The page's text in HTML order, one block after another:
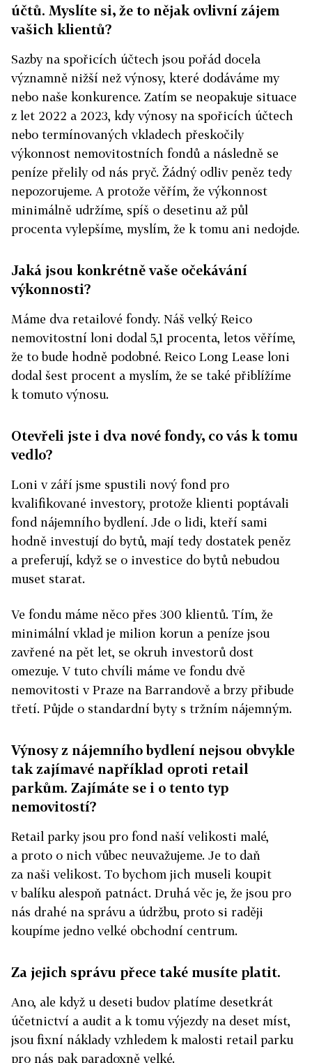
účtů. Myslíte si, že to nějak ovlivní zájem
vašich klientů?
Sazby na spořicích účtech jsou pořád docela
významně nižší než výnosy, které dodáváme my
nebo naše konkurence. Zatím se neopakuje situace
z let 2022 a 2023, kdy výnosy na spořicích účtech
nebo termínovaných vkladech přeskočily
výkonnost nemovitostních fondů a následně se
peníze přelily od nás pryč. Žádný odliv peněz tedy
nepozorujeme. A protože věřím, že výkonnost
minimálně udržíme, spíš o desetinu až půl
procenta vylepšíme, myslím, že k tomu ani nedojde.
Jaká jsou konkrétně vaše očekávání
výkonnosti?
Máme dva retailové fondy. Náš velký Reico
nemovitostní loni dodal 5,1 procenta, letos věříme,
že to bude hodně podobné. Reico Long Lease loni
dodal šest procent a myslím, že se také přiblížíme
k tomuto výnosu.
Otevřeli jste i dva nové fondy, co vás k tomu
vedlo?
Loni v září jsme spustili nový fond pro
kvalifikované investory, protože klienti poptávali
fond nájemního bydlení. Jde o lidi, kteří sami
hodně investují do bytů, mají tedy dostatek peněz
a preferují, když se o investice do bytů nebudou
muset starat.
Ve fondu máme něco přes 300 klientů. Tím, že
minimální vklad je milion korun a peníze jsou
zavřené na pět let, se okruh investorů dost
omezuje. V tuto chvíli máme ve fondu dvě
nemovitosti v Praze na Barrandově a brzy přibude
třetí. Půjde o standardní byty s tržním nájemným.
Výnosy z nájemního bydlení nejsou obvykle
tak zajímavé například oproti retail
parkům. Zajímáte se i o tento typ
nemovitostí?
Retail parky jsou pro fond naší velikosti malé,
a proto o nich vůbec neuvažujeme. Je to daň
za naši velikost. To bychom jich museli koupit
v balíku alespoň patnáct. Druhá věc je, že jsou pro
nás drahé na správu a údržbu, proto si raději
koupíme jedno velké obchodní centrum.
Za jejich správu přece také musíte platit.
Ano, ale když u deseti budov platíme desetkrát
účetnictví a audit a k tomu výjezdy na deset míst,
jsou fixní náklady vzhledem k malosti retail parku
pro nás pak paradoxně velké.